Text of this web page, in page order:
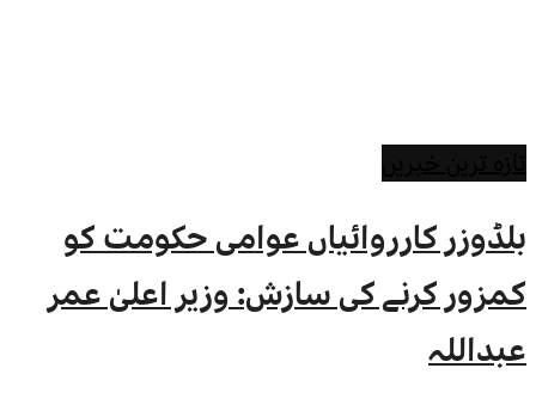
بلڈوزر کارروائیاں عوامی حکومت کو
کمزور کرنے کی سازش: وزیر اعلیٰ عمر
عبداللہ